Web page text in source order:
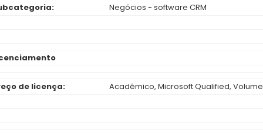
Negócios - software CRM
de licença: Acadêmico, Microsoft Qualified, Volume